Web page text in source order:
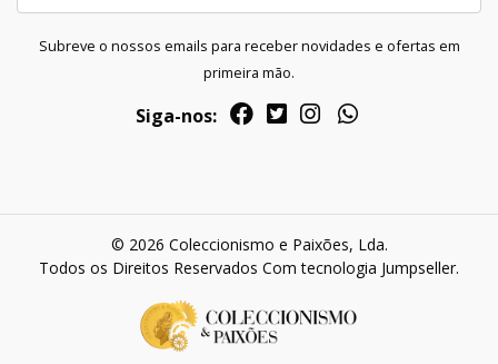
Subreve o nossos emails para receber novidades e ofertas em
primeira mão.
Siga-nos:
© 2026 Coleccionismo e Paixões, Lda.
Todos os Direitos Reservados Com tecnologia Jumpseller.